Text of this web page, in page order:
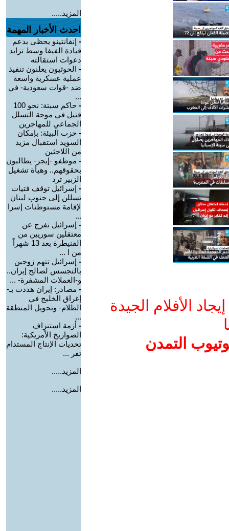
الأفلام الجيدة
التمدن
المزيد.....
احدث الأخبار المهمة
- إنفانتينو يحظى بدعم
قيادة الفيفا وسط تزايد
دعوات استقالته
- الحوثيون يعلنون تنفيذ
عملية عسكرية واسعة
ضد -قوات سعودية- في
...
-
حاكم سبتة: نحو 100
قتيل في موجة التسلل
الجماعي للمهاجرين
- حزب البيئة: بإمكان
السويد استقبال مزيد
من اللاجئين
- موظفو -إيجز- يطالبون
بحقوقهم.. وهيأة تشغيل
الزبير ترد
- إسرائيل توقف فتيات
تسللن إلى جنوب لبنان
لإقامة مستوطنات إسرا
...
- إسرائيل تفرج عن
معتقلين سوريين من
القنيطرة بعد 13 شهراً
من ا ...
- إسرائيل تتهم زوجين
بالتجسس لصالح إيران..
و-العملات المشفرة- ...
- مصادر: إيران هددت بـ-
إغراق الخليج في
الظلام- وتحويل المنطقة
...
- أزمة استنزاف
الصواريخ الأمريكية:
تحديات الإنتاج المستدام
تفر ...
المزيد.....
المزيد.....